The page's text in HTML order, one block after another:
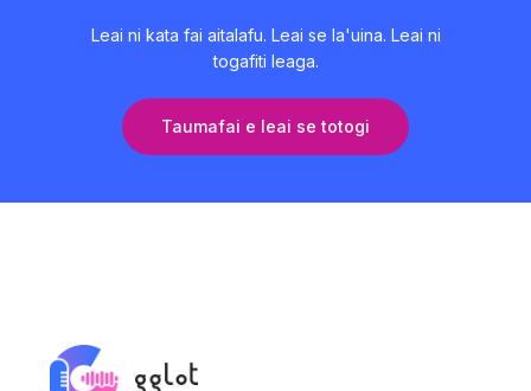
Leai ni kata fai aitalafu. Leai se la'uina. Leai ni
togafiti leaga.
Taumafai e leai se totogi